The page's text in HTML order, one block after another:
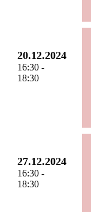
20.12.2024
16:30 -
18:30
27.12.2024
16:30 -
18:30